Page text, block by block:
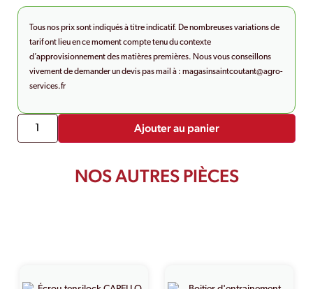
Tous nos prix sont indiqués à titre indicatif. De nombreuses variations de
tarif ont lieu en ce moment compte tenu du contexte
d’approvisionnement des matières premières. Nous vous conseillons
vivement de demander un devis pas mail à : magasinsaintcoutant@agro-
services.fr
Ajouter au panier
NOS AUTRES PIÈCES